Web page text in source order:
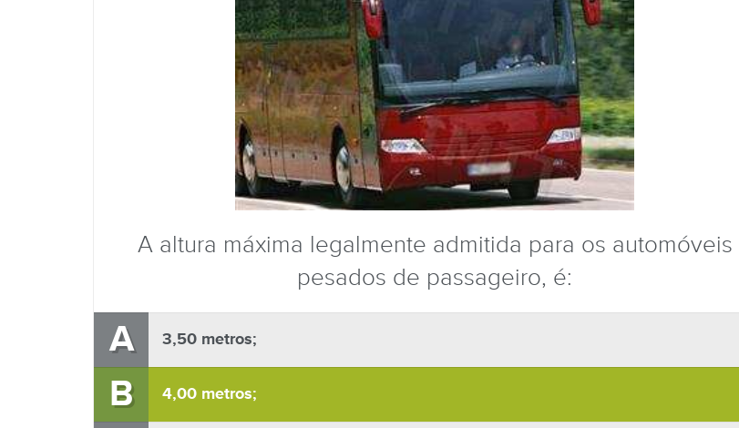
A altura máxima legalmente admitida para os automóveis
pesados de passageiro, é:
A 3,50 metros;
B 4,00 metros;